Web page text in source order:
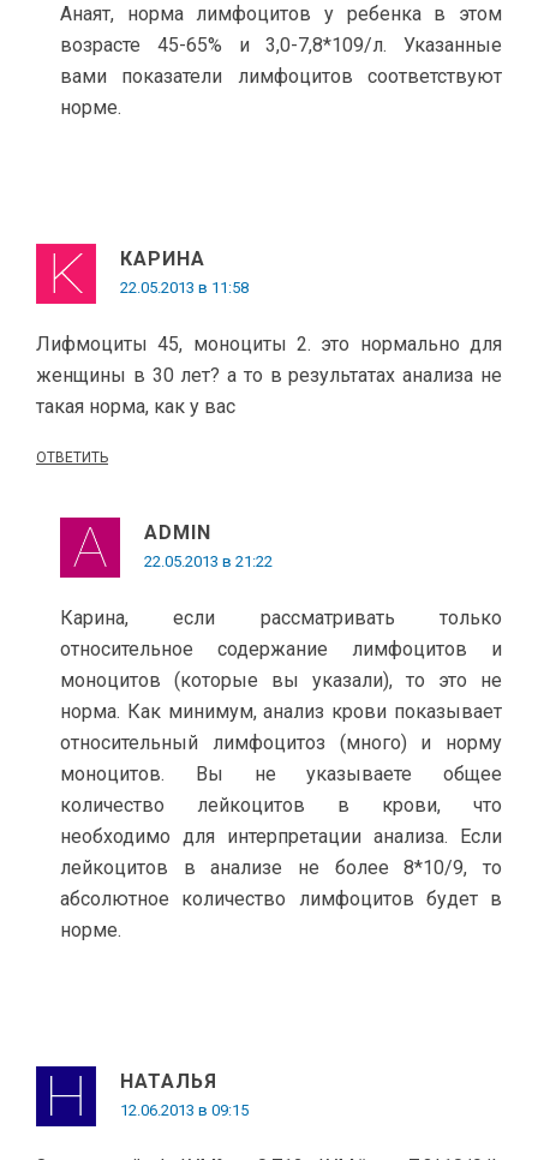
Анаят, норма лимфоцитов у ребенка в этом
возрасте 45-65% и 3,0-7,8*109/л. Указанные
вами показатели лимфоцитов соответствуют
норме.
КАРИНА
22.05.2013 в 11:58
Лифмоциты 45, моноциты 2. это нормально для
женщины в 30 лет? а то в результатах анализа не
такая норма, как у вас
ОТВЕТИТЬ
ADMIN
22.05.2013 в 21:22
Карина, если рассматривать только
относительное содержание лимфоцитов и
моноцитов (которые вы указали), то это не
норма. Как минимум, анализ крови показывает
относительный лимфоцитоз (много) и норму
моноцитов. Вы не указываете общее
количество лейкоцитов в крови, что
необходимо для интерпретации анализа. Если
лейкоцитов в анализе не более 8*10/9, то
абсолютное количество лимфоцитов будет в
норме.
НАТАЛЬЯ
12.06.2013 в 09:15